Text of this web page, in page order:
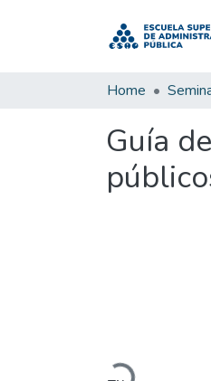
Home
Guía
Loading...